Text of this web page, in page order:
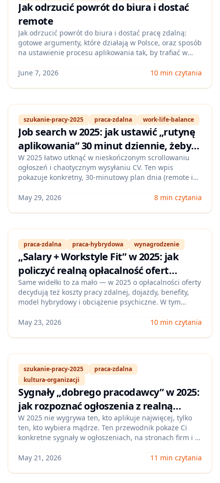
Jak odrzucić powrót do biura i dostać
remote
Jak odrzucić powrót do biura i dostać pracę zdalną:
gotowe argumenty, które działają w Polsce, oraz sposób
na ustawienie procesu aplikowania tak, by trafiać w
rekruterem o modelu pracy bez palenia mostów i bez
June 7, 2026 10 min czytania
szukanie-pracy-2025 praca-zdalna work-life-balance
Job search w 2025: jak ustawić „rutynę
aplikowania” 30 minut dziennie, żeby
zwiększyć liczbę rozmów (bez
wypalenia) – plan dla Polski
W 2025 łatwo utknąć w nieskończonym scrollowaniu
ogłoszeń i chaotycznym wysyłaniu CV. Ten wpis
pokazuje konkretny, 30‑minutowy plan dnia (remote i
realnie podnoszą liczbę zaproszeń na rozmowy — bez
May 29, 2026 8 min czytania
praca-zdalna praca-hybrydowa wynagrodzenie
„Salary + Workstyle Fit” w 2025: jak
policzyć realną opłacalność ofert
remote/hybrid w Polsce (widełki,
benefity, koszty i ryzyko wypalenia)
Same widełki to za mało — w 2025 o opłacalności oferty
decydują też koszty pracy zdalnej, dojazdy, benefity,
model hybrydowy i obciążenie psychiczne. W tym
dzięki którym porównasz oferty „jabłko do jabłka” i
May 23, 2026 10 min czytania
szukanie-pracy-2025
praca-zdalna
kultura-organizacji
Sygnały „dobrego pracodawcy” w 2025:
jak rozpoznać ogłoszenia z realną
kulturą pracy (remote/hybrid),
wsparciem zdrowia psychicznego i
Polsce
W 2025 nie wygrywa ten, kto aplikuje najwięcej, tylko
ten, kto wybiera mądrze. Ten przewodnik pokaże Ci
konkretne sygnały w ogłoszeniach, na stronach firm i w
pracy od „ładnych haseł” — zanim stracisz czas na
May 21, 2026 11 min czytania